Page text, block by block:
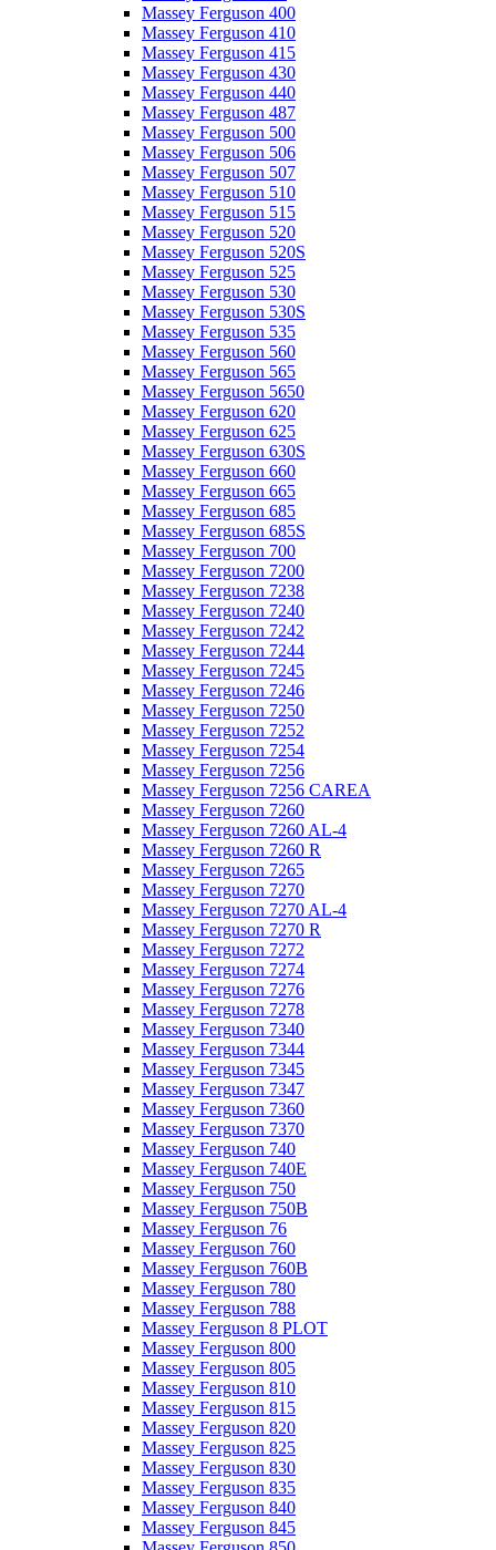
Massey Ferguson 400
Massey Ferguson 410
Massey Ferguson 415
Massey Ferguson 430
Massey Ferguson 440
Massey Ferguson 487
Massey Ferguson 500
Massey Ferguson 506
Massey Ferguson 507
Massey Ferguson 510
Massey Ferguson 515
Massey Ferguson 520
Massey Ferguson 520S
Massey Ferguson 525
Massey Ferguson 530
Massey Ferguson 530S
Massey Ferguson 535
Massey Ferguson 560
Massey Ferguson 565
Massey Ferguson 5650
Massey Ferguson 620
Massey Ferguson 625
Massey Ferguson 630S
Massey Ferguson 660
Massey Ferguson 665
Massey Ferguson 685
Massey Ferguson 685S
Massey Ferguson 700
Massey Ferguson 7200
Massey Ferguson 7238
Massey Ferguson 7240
Massey Ferguson 7242
Massey Ferguson 7244
Massey Ferguson 7245
Massey Ferguson 7246
Massey Ferguson 7250
Massey Ferguson 7252
Massey Ferguson 7254
Massey Ferguson 7256
Massey Ferguson 7256 CAREA
Massey Ferguson 7260
Massey Ferguson 7260 AL-4
Massey Ferguson 7260 R
Massey Ferguson 7265
Massey Ferguson 7270
Massey Ferguson 7270 AL-4
Massey Ferguson 7270 R
Massey Ferguson 7272
Massey Ferguson 7274
Massey Ferguson 7276
Massey Ferguson 7278
Massey Ferguson 7340
Massey Ferguson 7344
Massey Ferguson 7345
Massey Ferguson 7347
Massey Ferguson 7360
Massey Ferguson 7370
Massey Ferguson 740
Massey Ferguson 740E
Massey Ferguson 750
Massey Ferguson 750B
Massey Ferguson 76
Massey Ferguson 760
Massey Ferguson 760B
Massey Ferguson 780
Massey Ferguson 788
Massey Ferguson 8 PLOT
Massey Ferguson 800
Massey Ferguson 805
Massey Ferguson 810
Massey Ferguson 815
Massey Ferguson 820
Massey Ferguson 825
Massey Ferguson 830
Massey Ferguson 835
Massey Ferguson 840
Massey Ferguson 845